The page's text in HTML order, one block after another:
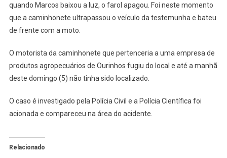
quando Marcos baixou a luz, o farol apagou. Foi neste momento
que a caminhonete ultrapassou o veículo da testemunha e bateu
de frente com a moto.
O motorista da caminhonete que pertenceria a uma empresa de
produtos agropecuários de Ourinhos fugiu do local e até a manhã
deste domingo (5) não tinha sido localizado.
O caso é investigado pela Polícia Civil e a Polícia Científica foi
acionada e compareceu na área do acidente.
Relacionado